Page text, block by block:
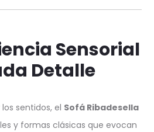
Sensorial
Detalle
sentidos, el Sofá Ribadesella
y formas clásicas que evocan